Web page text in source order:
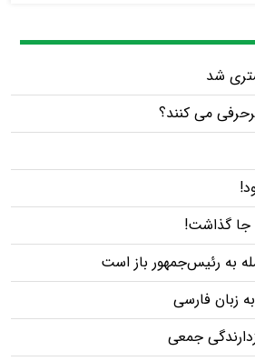
شد
می کنند؟
جا گذاشت!
به رئیس‌جمهور باز است
زبان فارسی
جمعی